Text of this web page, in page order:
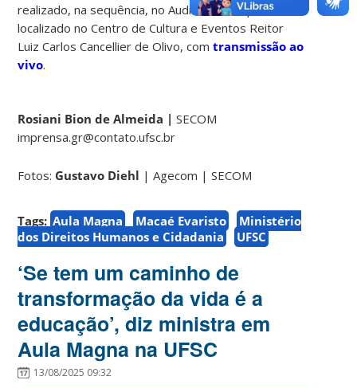
realizado, na sequência, no Auditório Garapuvu,
localizado no Centro de Cultura e Eventos Reitor
Luiz Carlos Cancellier de Olivo, comtransmissão ao
vivo.
Rosiani Bion de Almeida |SECOM
imprensa.gr@contato.ufsc.br
Fotos: Gustavo Diehl | Agecom | SECOM
Tags: Aula Magna Macaé Evaristo
Ministério
dos Direitos Humanos e Cidadania
UFSC
‘Se tem um caminho de
transformação da vida é a
educação’, diz ministra em
Aula Magna na UFSC
13/08/2025 09:32